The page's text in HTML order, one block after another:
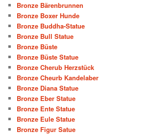
Bronze Bärenbrunnen
Bronze Boxer Hunde
Bronze Buddha-Statue
Bronze Bull Statue
Bronze Büste
Bronze Büste Statue
Bronze Cherub Herzstück
Bronze Cheurb Kandelaber
Bronze Diana Statue
Bronze Eber Statue
Bronze Ente Statue
Bronze Eule Statue
Bronze Figur Satue